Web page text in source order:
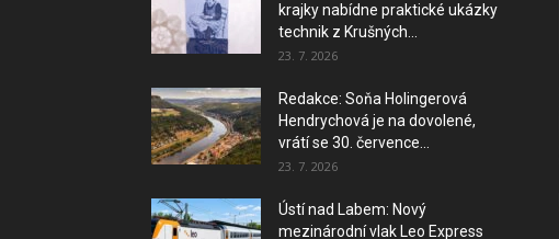
krajky nabídne praktické ukázky
technik z Krušných...
23. 7. 2026
Redakce: Soňa Holingerová
Hendrychová je na dovolené,
vrátí se 30. července...
23. 7. 2026
Ústí nad Labem: Nový
mezinárodní vlak Leo Express